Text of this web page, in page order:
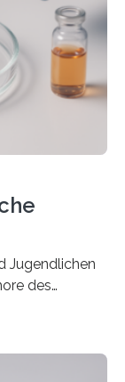
Die
die häufigste
dazu, dass
zu
Jugendlichen
des
geheilt